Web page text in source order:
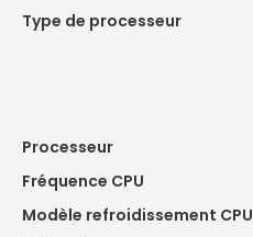
Type de processeur
Processeur
Fréquence CPU
Modèle refroidissement CPU